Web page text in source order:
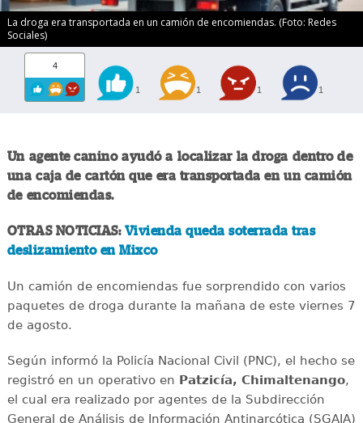
La droga era transportada en un camión de encomiendas. (Foto: Redes
Sociales)
4
1 1 1 1
Un agente canino ayudó a localizar la droga dentro de
una caja de cartón que era transportada en un camión
de encomiendas.
OTRAS NOTICIAS: Vivienda queda soterrada tras
deslizamiento en Mixco
Un camión de encomiendas fue sorprendido con varios
paquetes de droga durante la mañana de este viernes 7
de agosto.
Según informó la Policía Nacional Civil (PNC), el hecho se
registró en un operativo en Patzicía, Chimaltenango,
el cual era realizado por agentes de la Subdirección
General de Análisis de Información Antinarcótica (SGAIA)